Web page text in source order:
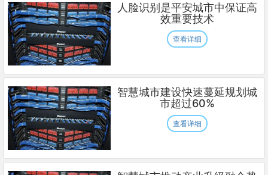
人脸识别是平安城市中保证高
效重要技术
查看详细
智慧城市建设快速蔓延规划城
市超过60%
查看详细